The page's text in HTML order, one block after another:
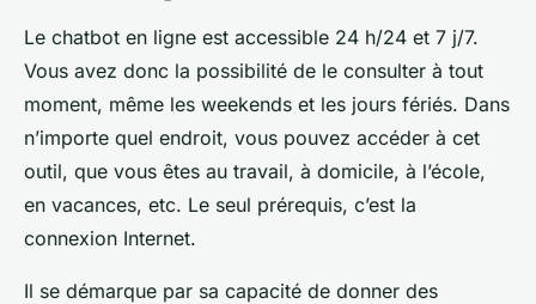
Le chatbot en ligne est accessible 24 h/24 et 7 j/7.
Vous avez donc la possibilité de le consulter à tout
moment, même les weekends et les jours fériés. Dans
n’importe quel endroit, vous pouvez accéder à cet
outil, que vous êtes au travail, à domicile, à l’école,
en vacances, etc. Le seul prérequis, c’est la
connexion Internet.
Il se démarque par sa capacité de donner des